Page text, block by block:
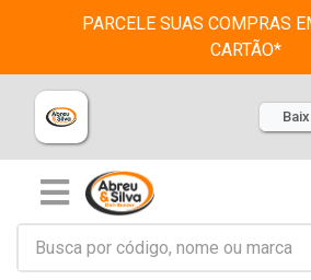
PARCELE SUAS COMPRAS
CARTÃO*